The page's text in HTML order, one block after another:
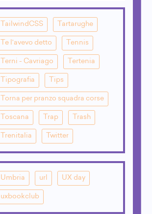
TailwindCSS Tartarughe
Te l'avevo detto Tennis
Terni - Cavriago Tertenia
Tipografia Tips
Torna per pranzo squadra corse
Toscana Trap Trash
Trenitalia Twitter
Umbria url UX day
uxbookclub